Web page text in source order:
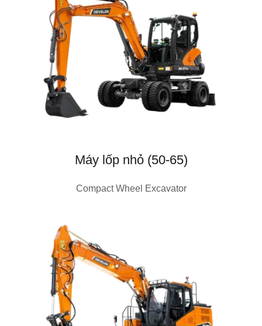
Máy lốp nhỏ (50-65)
Compact Wheel Excavator